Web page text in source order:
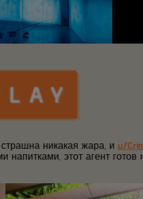
никакая жара, и u/
этот агент